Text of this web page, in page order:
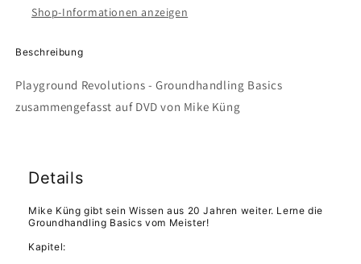
Shop-Informationen anzeigen
Beschreibung
Playground Revolutions - Groundhandling Basics
zusammengefasst auf DVD von Mike Küng
Details
Mike Küng gibt sein Wissen aus 20 Jahren weiter. Lerne die
Groundhandling Basics vom Meister!
Kapitel: